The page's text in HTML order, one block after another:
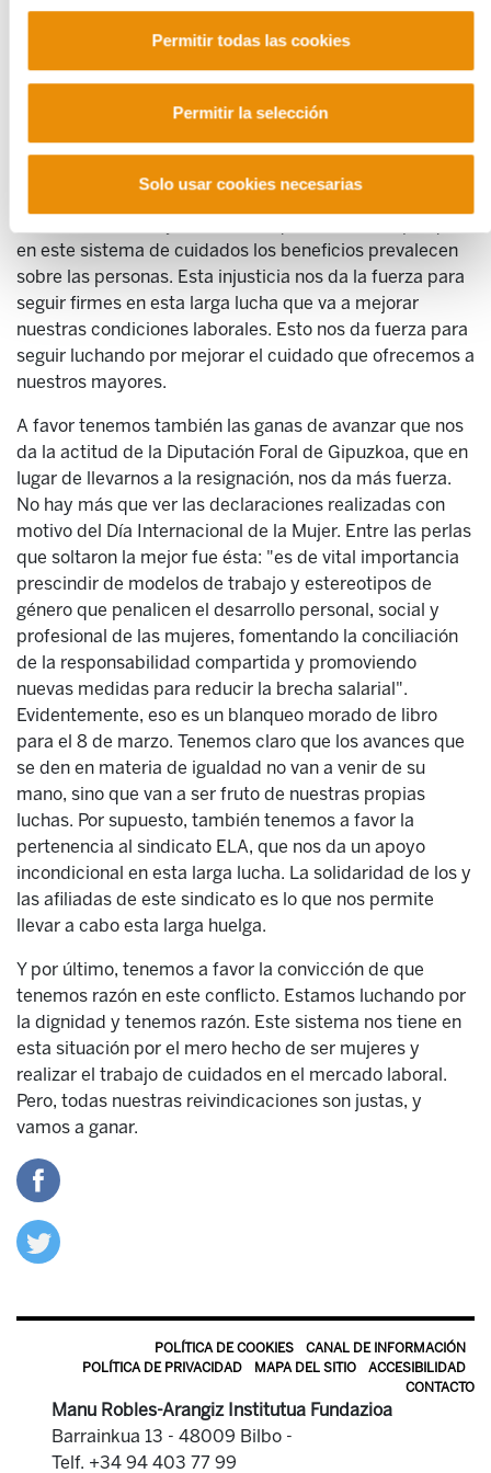
Permitir todas las cookies
Permitir la selección
Solo usar cookies necesarias
A favor tenemos la fuerza que nos da trabajar cada día
en las condiciones que nos impone este cruel sistema.
Nosotras, las trabajadoras de las residencias, cuidamos
a las personas, a contrarreloj, todos los días, las 24
les damos el cuidado que merecen, y no es porque
en este sistema de cuidados los beneficios prevalecen
sobre las personas. Esta injusticia nos da la fuerza para
seguir firmes en esta larga lucha que va a mejorar
nuestras condiciones laborales. Esto nos da fuerza para
seguir luchando por mejorar el cuidado que ofrecemos a
nuestros mayores.
A favor tenemos también las ganas de avanzar que nos
da la actitud de la Diputación Foral de Gipuzkoa, que en
lugar de llevarnos a la resignación, nos da más fuerza.
No hay más que ver las declaraciones realizadas con
motivo del Día Internacional de la Mujer. Entre las perlas
que soltaron la mejor fue ésta: "es de vital importancia
prescindir de modelos de trabajo y estereotipos de
género que penalicen el desarrollo personal, social y
profesional de las mujeres, fomentando la conciliación
de la responsabilidad compartida y promoviendo
nuevas medidas para reducir la brecha salarial".
Evidentemente, eso es un blanqueo morado de libro
para el 8 de marzo. Tenemos claro que los avances que
se den en materia de igualdad no van a venir de su
mano, sino que van a ser fruto de nuestras propias
luchas. Por supuesto, también tenemos a favor la
pertenencia al sindicato ELA, que nos da un apoyo
incondicional en esta larga lucha. La solidaridad de los y
las afiliadas de este sindicato es lo que nos permite
llevar a cabo esta larga huelga.
Y por último, tenemos a favor la convicción de que
tenemos razón en este conflicto. Estamos luchando por
la dignidad y tenemos razón. Este sistema nos tiene en
esta situación por el mero hecho de ser mujeres y
realizar el trabajo de cuidados en el mercado laboral.
Pero, todas nuestras reivindicaciones son justas, y
vamos a ganar.
POLÍTICA DE COOKIES
CANAL DE INFORMACIÓN
POLÍTICA DE PRIVACIDAD
MAPA DEL SITIO
ACCESIBILIDAD
CONTACTO
Manu Robles-Arangiz Institutua Fundazioa
Barrainkua 13 - 48009 Bilbo -
Telf. +34 94 403 77 99